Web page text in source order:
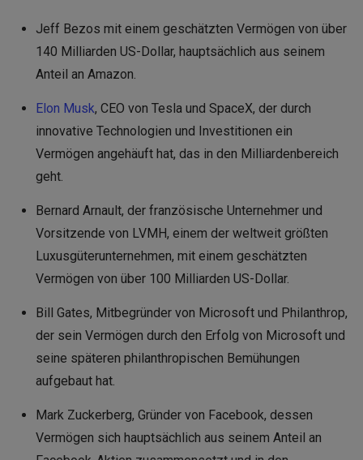
Jeff Bezos mit einem geschätzten Vermögen von über
140 Milliarden US-Dollar, hauptsächlich aus seinem
Anteil an Amazon.
Elon Musk, CEO von Tesla und SpaceX, der durch
innovative Technologien und Investitionen ein
Vermögen angehäuft hat, das in den Milliardenbereich
geht.
Bernard Arnault, der französische Unternehmer und
Vorsitzende von LVMH, einem der weltweit größten
Luxusgüterunternehmen, mit einem geschätzten
Vermögen von über 100 Milliarden US-Dollar.
Bill Gates, Mitbegründer von Microsoft und Philanthrop,
der sein Vermögen durch den Erfolg von Microsoft und
seine späteren philanthropischen Bemühungen
aufgebaut hat.
Mark Zuckerberg, Gründer von Facebook, dessen
Vermögen sich hauptsächlich aus seinem Anteil an